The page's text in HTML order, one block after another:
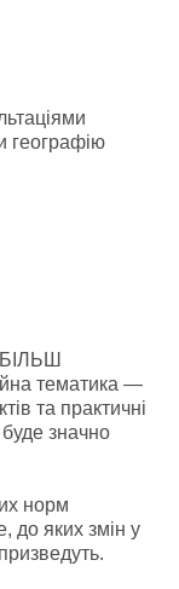
географію
тематика —
та практичні
значно
норм
до яких змін у